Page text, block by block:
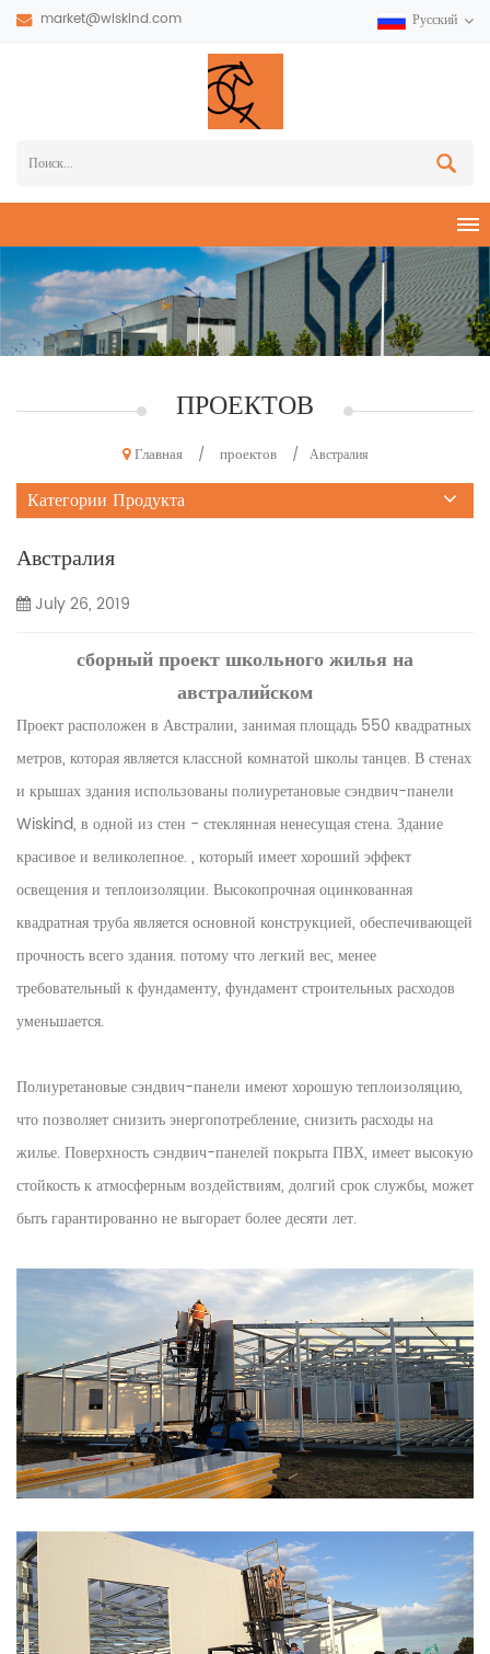
market@wiskind.com Русский
ПРОЕКТОВ
Главная / проектов / Австралия
Категории Продукта
Австралия
July 26, 2019
сборный проект школьного жилья на
австралийском
Проект расположен в Австралии, занимая площадь 550 квадратных
метров, которая является классной комнатой школы танцев. В стенах
и крышах здания использованы полиуретановые сэндвич-панели
Wiskind, в одной из стен - стеклянная ненесущая стена. Здание
красивое и великолепное. , который имеет хороший эффект
освещения и теплоизоляции. Высокопрочная оцинкованная
квадратная труба является основной конструкцией, обеспечивающей
прочность всего здания. потому что легкий вес, менее
требовательный к фундаменту, фундамент строительных расходов
уменьшается.
Полиуретановые сэндвич-панели имеют хорошую теплоизоляцию,
что позволяет снизить энергопотребление, снизить расходы на
жилье. Поверхность сэндвич-панелей покрыта ПВХ, имеет высокую
стойкость к атмосферным воздействиям, долгий срок службы, может
быть гарантированно не выгорает более десяти лет.